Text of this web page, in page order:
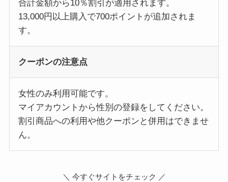
合計金額から10％割引が適用されます。
13,000円以上購入で700ポイントが追加されま
す。
クーポンの注意点
女性のみ利用可能です。
マイアカウントから性別の登録をしてください。
割引商品への利用や他クーポンと併用はできませ
ん。
＼ 今すぐサイトをチェック ／